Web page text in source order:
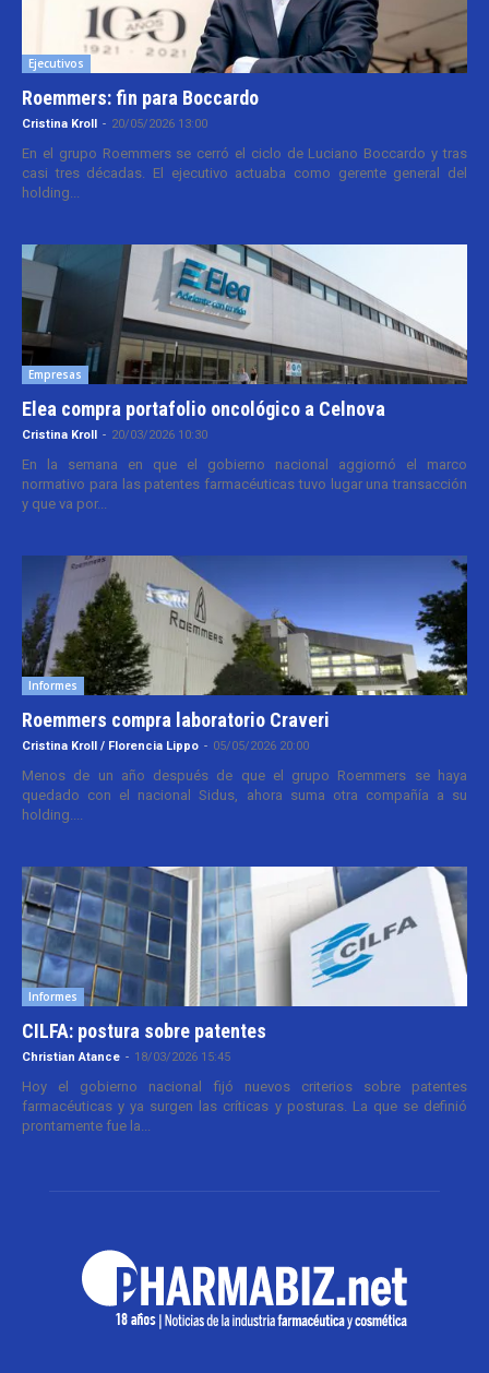
Ejecutivos
Roemmers: fin para Boccardo
Cristina Kroll - 20/05/2026 13:00
En el grupo Roemmers se cerró el ciclo de Luciano Boccardo y tras
casi tres décadas. El ejecutivo actuaba como gerente general del
holding...
Empresas
Elea compra portafolio oncológico a Celnova
Cristina Kroll - 20/03/2026 10:30
En la semana en que el gobierno nacional aggiornó el marco
normativo para las patentes farmacéuticas tuvo lugar una transacción
y que va por...
Informes
Roemmers compra laboratorio Craveri
Cristina Kroll / Florencia Lippo - 05/05/2026 20:00
Menos de un año después de que el grupo Roemmers se haya
quedado con el nacional Sidus, ahora suma otra compañía a su
holding....
Informes
CILFA: postura sobre patentes
Christian Atance - 18/03/2026 15:45
Hoy el gobierno nacional fijó nuevos criterios sobre patentes
farmacéuticas y ya surgen las críticas y posturas. La que se definió
prontamente fue la...